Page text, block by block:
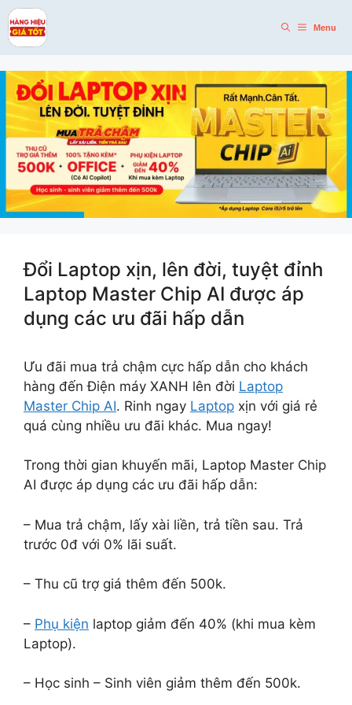
Skip
to
content
Menu
Đổi Laptop xịn, lên đời, tuyệt đỉnh
Laptop Master Chip AI được áp
dụng các ưu đãi hấp dẫn
Ưu đãi mua trả chậm cực hấp dẫn cho khách
hàng đến Điện máy XANH lên đời Laptop
Master Chip AI. Rinh ngay Laptop xịn với giá rẻ
quá cùng nhiều ưu đãi khác. Mua ngay!
Trong thời gian khuyến mãi, Laptop Master Chip
AI được áp dụng các ưu đãi hấp dẫn:
– Mua trả chậm, lấy xài liền, trả tiền sau. Trả
trước 0đ với 0% lãi suất.
– Thu cũ trợ giá thêm đến 500k.
– Phụ kiện laptop giảm đến 40% (khi mua kèm
Laptop).
– Học sinh – Sinh viên giảm thêm đến 500k.